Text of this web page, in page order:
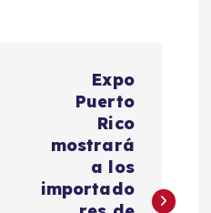
Expo
Puerto
Rico
mostrará
a los
importado